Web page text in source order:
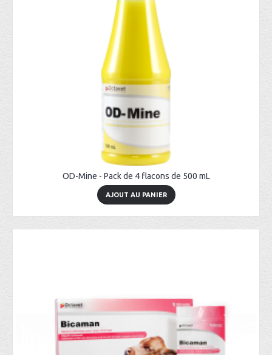
OD-Mine - Pack de 4 flacons de 500 mL
AJOUT AU PANIER